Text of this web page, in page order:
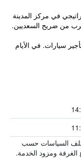
مكان إستراتيجي في مركز المدينة
من ضريح السعديين.
سيارات. في الأيام
السياسات حسب
الغرفة ومزود الخدمة.